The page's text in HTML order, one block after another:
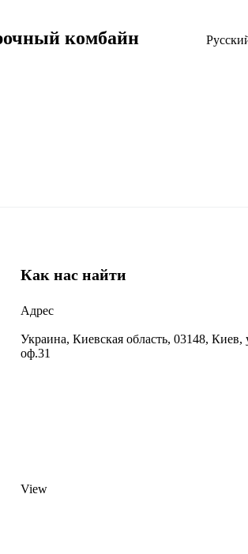
комбайн
Как нас найти
Адрес
Украина, Киевская область, 03148,
оф.31
View